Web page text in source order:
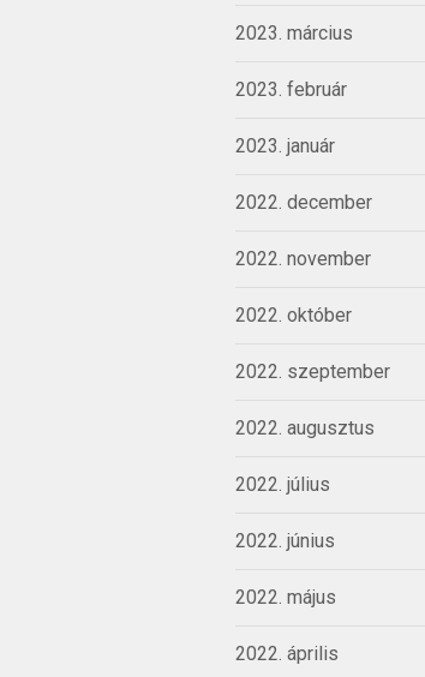
2023. március
2023. február
2023. január
2022. december
2022. november
2022. október
2022. szeptember
2022. augusztus
2022. július
2022. június
2022. május
2022. április